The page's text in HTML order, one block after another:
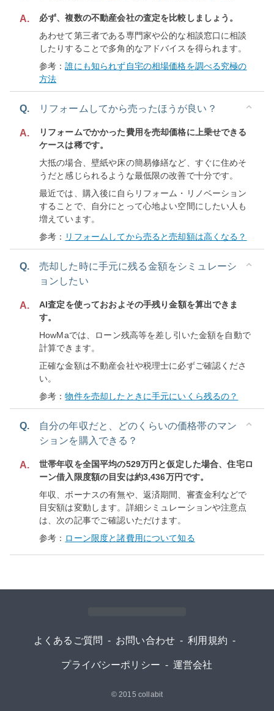
A.
必ず、複数の不動産会社の査定を比較しましょう。
あわせて第三者である専門家や公的な相談窓口に相談
したりすることで多角的なアドバイスを得られます。
参考：誰にも知られず自宅の相場価格を調べる究極の
方法
Q. リフォームしてから売ったほうが良い？
A.
リフォームでかかった費用を売却価格に上乗せできる
ケースは稀です。
大抵の場合、壁紙や床の簡易修繕など、すぐに住めそ
うだと感じられるような最低限の改善で十分です。
最近では、購入後に自らリフォーム・リノベーション
することで、自分にとって心地よい空間にしたい人も
増えています。
参考： リフォームしてから売ると売却額は高くなる？
Q.
売却した時に手元に残る金額をシミュレーシ
ョンしたい
A.
AI査定を使っておおよその手残り金額を算出できま
す。
HowMaでは、ローン残高等を差し引いた金額を自動で
計算できます。
正確な金額は不動産会社や税理士に必ずご確認くださ
い。
参考：物件を売却したときに手元にいくら残るの？
Q.
自分の年収だと、どのくらいの価格帯のマン
ションを購入できる？
A.
世帯年収を全国平均の529万円と仮定した場合、住宅ロ
ーン借入限度額の目安は約3,436万円です。
年収、ボーナスの有無や、返済期間、審査金利などで
目安額は変動します。詳細シミュレーションや注意点
は、次の記事でご確認いただけます。
参考： ローン限度と諸費用について知る
よくあるご質問 - お問い合わせ - 利用規約 -
プライバシーポリシー - 運営会社
© 2015 collabit